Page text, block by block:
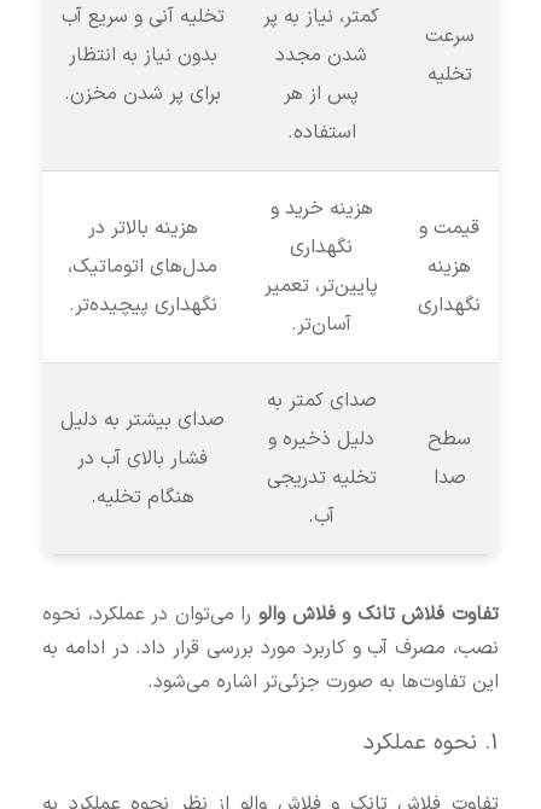
سرعت
تخلیه
کمتر، نیاز به پر
شدن مجدد
پس از هر
استفاده.
تخلیه آنی و سریع آب
بدون نیاز به انتظار
برای پر شدن مخزن.
قیمت و
هزینه
نگهداری
هزینه خرید و
نگهداری
پایین‌تر، تعمیر
آسان‌تر.
هزینه بالاتر در
مدل‌های اتوماتیک،
نگهداری پیچیده‌تر.
سطح
صدا
صدای کمتر به
دلیل ذخیره و
تخلیه تدریجی
آب.
صدای بیشتر به دلیل
فشار بالای آب در
هنگام تخلیه.
تفاوت فلاش تانک و فلاش والو را می‌توان در عملکرد، نحوه
نصب، مصرف آب و کاربرد مورد بررسی قرار داد. در ادامه به
این تفاوت‌ها به صورت جزئی‌تر اشاره می‌شود.
1. نحوه عملکرد